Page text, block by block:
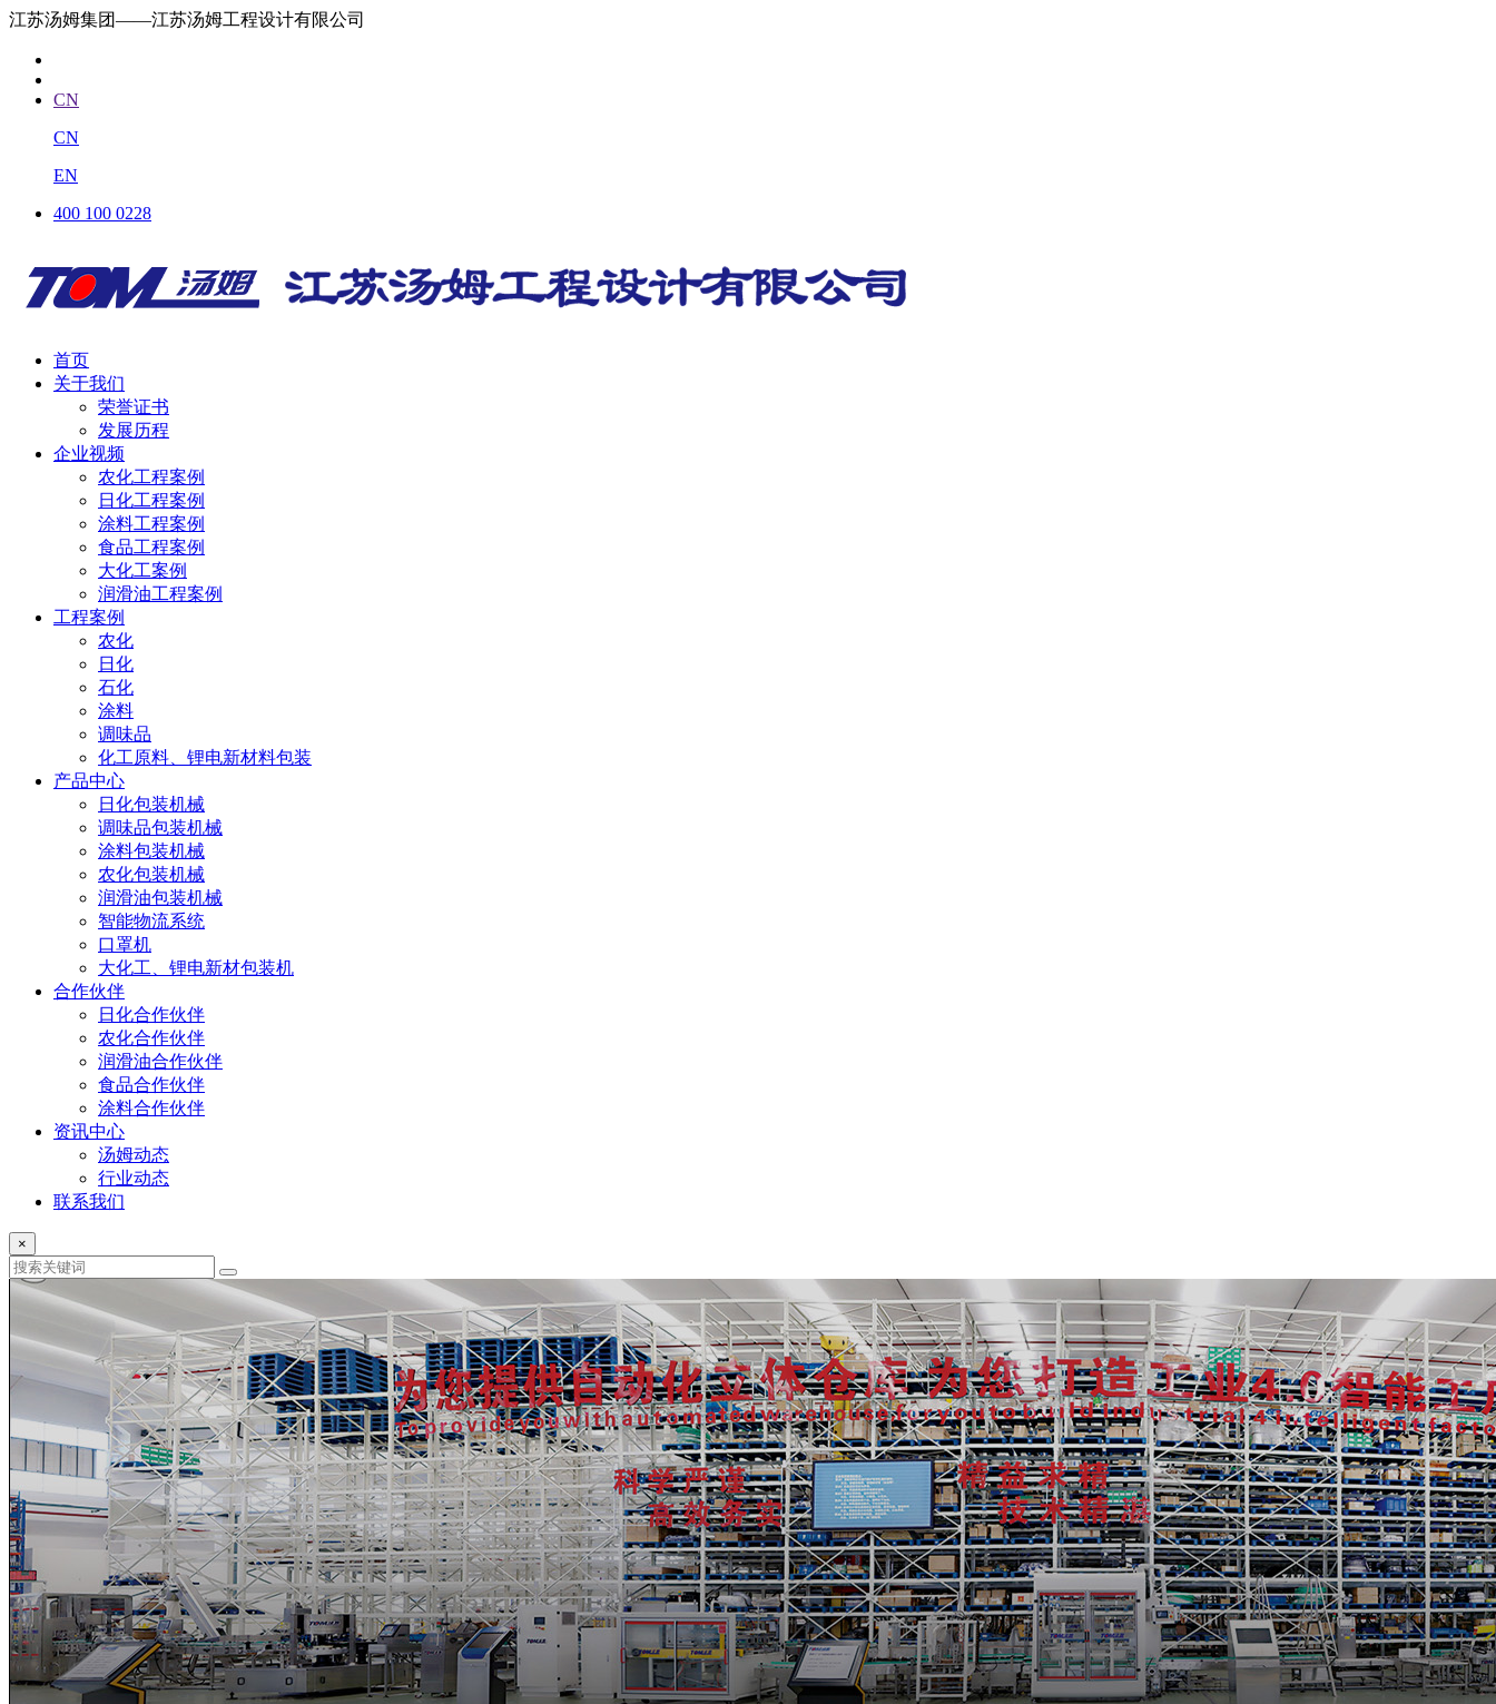
江苏汤姆集团——江苏汤姆工程设计有限公司
CN
CN
EN
400 100 0228
首页
关于我们
荣誉证书
发展历程
企业视频
农化工程案例
日化工程案例
涂料工程案例
食品工程案例
大化工案例
润滑油工程案例
工程案例
农化
日化
石化
涂料
调味品
化工原料、锂电新材料包装
产品中心
日化包装机械
调味品包装机械
涂料包装机械
农化包装机械
润滑油包装机械
智能物流系统
口罩机
大化工、锂电新材包装机
合作伙伴
日化合作伙伴
农化合作伙伴
润滑油合作伙伴
食品合作伙伴
涂料合作伙伴
资讯中心
汤姆动态
行业动态
联系我们
×